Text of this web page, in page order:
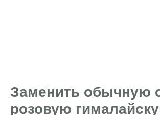
Заменить обычную
розовую